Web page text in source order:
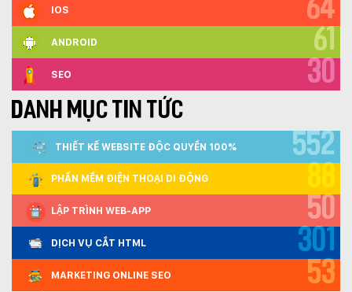
IOS 64
ANDROID 61
SEO 30
DANH MỤC TIN TỨC
THIẾT KẾ WEBSITE ĐỘC QUYỀN 100% 552
PHẦN MỀM ĐIỆN THOẠI DI ĐỘNG 88
LẬP TRÌNH WEB-APP 50
DỊCH VỤ CẮT HTML 301
MARKETING ONLINE SEO 53